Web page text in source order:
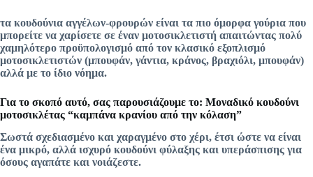
τα κουδούνια αγγέλων-φρουρών είναι τα πιο όμορφα γούρια που
μπορείτε να χαρίσετε σε έναν μοτοσικλετιστή απαιτώντας πολύ
χαμηλότερο προϋπολογισμό από τον κλασικό εξοπλισμό
μοτοσικλετιστών (μπουφάν, γάντια, κράνος, βραχιόλι, μπουφάν)
αλλά με το ίδιο νόημα.
Για το σκοπό αυτό, σας παρουσιάζουμε το: Μοναδικό κουδούνι
μοτοσικλέτας “καμπάνα κρανίου από την κόλαση”
Σωστά σχεδιασμένο και χαραγμένο στο χέρι, έτσι ώστε να είναι
ένα μικρό, αλλά ισχυρό κουδούνι φύλαξης και υπεράσπισης για
όσους αγαπάτε και νοιάζεστε.